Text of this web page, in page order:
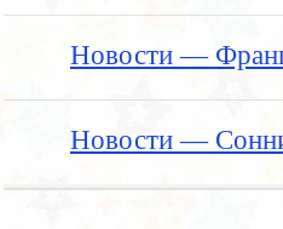
Новости —
Новости —